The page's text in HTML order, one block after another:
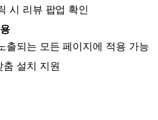
시 리뷰 팝업 확인
출되는 모든 페이지에 적용 가능
춤 설치 지원